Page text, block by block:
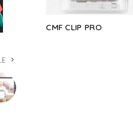
CMF CLIP PRO